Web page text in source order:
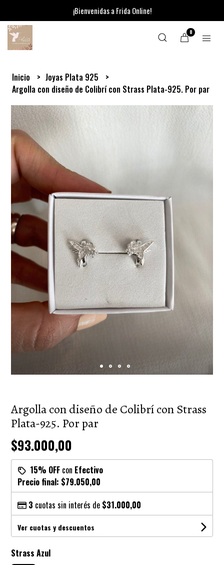
¡Bienvenidas a Frida Online!
0
Inicio
Joyas Plata 925
Argolla con diseño de Colibrí con Strass Plata-925. Por par
Argolla con diseño de Colibrí con Strass
Plata-925. Por par
$93.000,00
15% OFF con Efectivo
Precio final: $79.050,00
3 cuotas sin interés de $31.000,00
Ver cuotas y descuentos
Strass Azul